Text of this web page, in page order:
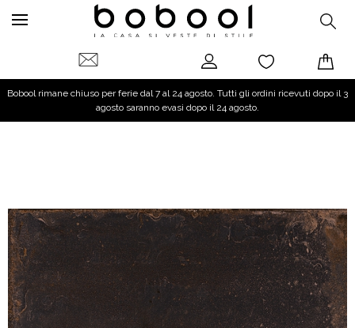
Bobool rimane chiuso per ferie dal 7 al 24 agosto. Tutti gli ordini ricevuti dopo il 3
agosto saranno evasi dopo il 24 agosto.